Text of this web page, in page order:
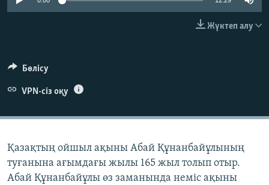
ЖАЗЫЛЫҢЫЗ
Басқа тілдерде
Жүктеп алу
Бөлісу
VPN-сіз оқу
Қазақтың ойшыл ақыны Абай Құнанбайұлының
туғанына ағымдағы жылы 165 жыл толып отыр.
Абай Құнанбайұлы өз заманында неміс ақыны